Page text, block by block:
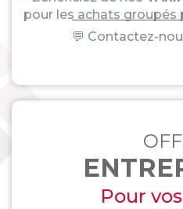
pour les achats groupés
💬 Contactez-
Pour